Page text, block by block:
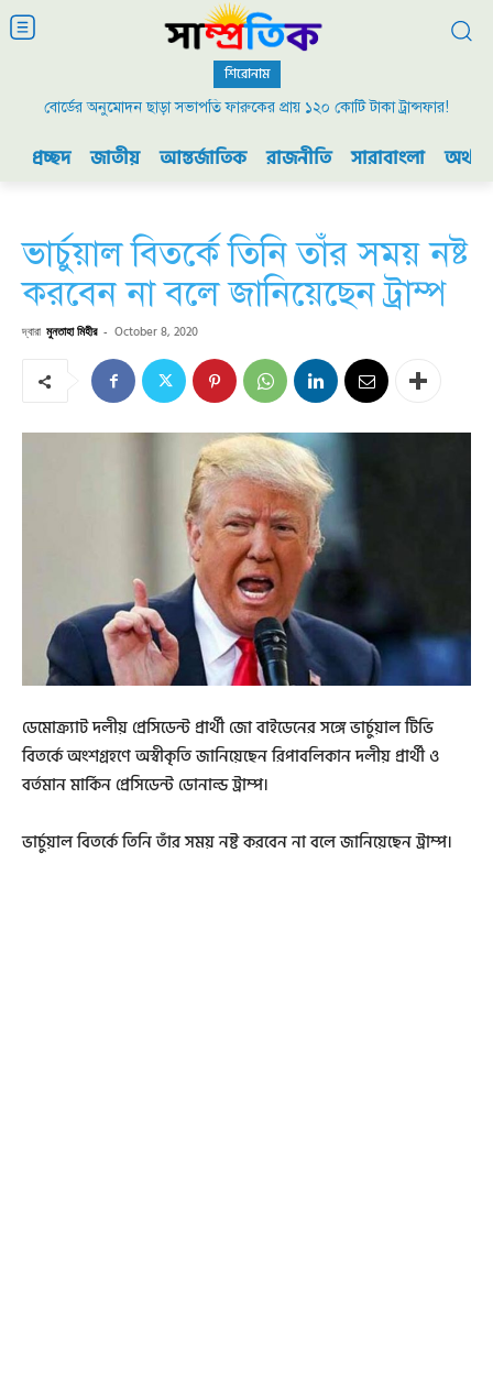
শিরোনাম
বোর্ডের অনুমোদন ছাড়া সভাপতি ফারুকের প্রায় ১২০ কোটি টাকা ট্রান্সফার!
২০০৯ এর বিডিআর বিদ্রোহ এবং ভারতের যুদ্ধ প্রস্তুতি
প্রচ্ছদ জাতীয় আন্তর্জাতিক রাজনীতি সারাবাংলা
ভার্চুয়াল বিতর্কে তিনি তাঁর সময় নষ্ট
করবেন না বলে জানিয়েছেন ট্রাম্প
দ্বারা মুনতাহা মিহীর - October 8, 2020
ডেমোক্র্যাট দলীয় প্রেসিডেন্ট প্রার্থী জো বাইডেনের সঙ্গে ভার্চুয়াল টিভি
বিতর্কে অংশগ্রহণে অস্বীকৃতি জানিয়েছেন রিপাবলিকান দলীয় প্রার্থী ও
বর্তমান মার্কিন প্রেসিডেন্ট ডোনাল্ড ট্রাম্প।
ভার্চুয়াল বিতর্কে তিনি তাঁর সময় নষ্ট করবেন না বলে জানিয়েছেন ট্রাম্প।